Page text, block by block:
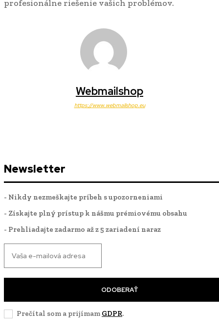
profesionálne riešenie vašich problémov.
Webmailshop
https://www.webmailshop.eu
Newsletter
- Nikdy nezmeškajte príbeh s upozorneniami
- Získajte plný prístup k nášmu prémiovému obsahu
- Prehliadajte zadarmo až z 5 zariadení naraz
ODOBERAŤ
Prečítal som a prijímam GDPR.